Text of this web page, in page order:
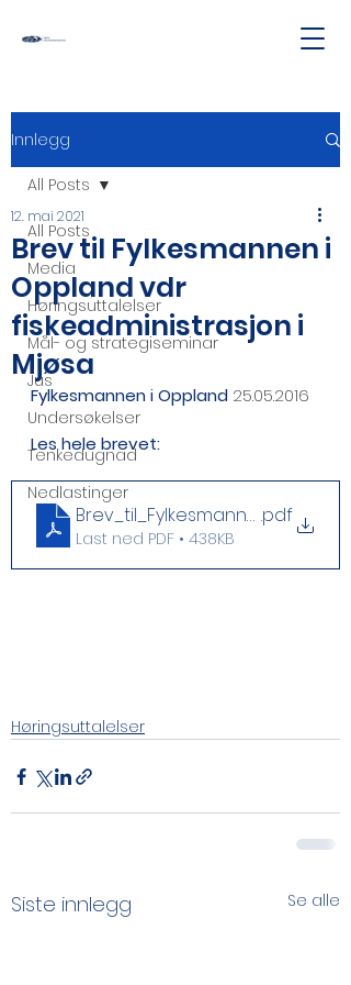
Innlegg
All Posts
Media
Høringsuttalelser
Mål- og strategiseminar
Jus
Undersøkelser
Tenkedugnad
Nedlastinger
All Posts
Brev til Fylkesmannen i
Oppland vdr
fiskeadministrasjon i
Mjøsa
12. mai 2021
Fylkesmannen i Oppland 25.05.2016
Les hele brevet:
Brev_til_Fylkesmannen.pdf
Last ned PDF • 438KB
Høringsuttalelser
Siste innlegg Se alle